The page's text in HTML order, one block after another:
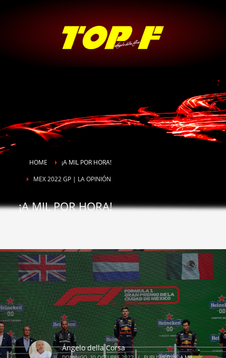
HOME
¡A MIL POR HORA!
MEX 2022 GP | LA OPINIÓN
¡A MIL POR HORA!
Ángelo della Corsa